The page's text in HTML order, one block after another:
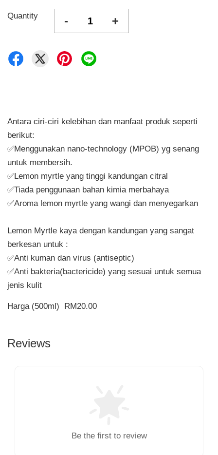
Quantity - +
Antara ciri-ciri kelebihan dan manfaat produk seperti
berikut:
✅Menggunakan nano-technology (MPOB) yg senang
untuk membersih.
✅Lemon myrtle yang tinggi kandungan citral
✅Tiada penggunaan bahan kimia merbahaya
✅Aroma lemon myrtle yang wangi dan menyegarkan
Lemon Myrtle kaya dengan kandungan yang sangat
berkesan untuk :
✅Anti kuman dan virus (antiseptic)
✅Anti bakteria(bactericide) yang sesuai untuk semua
jenis kulit
Harga (500ml) RM20.00
Reviews
Be the first to review